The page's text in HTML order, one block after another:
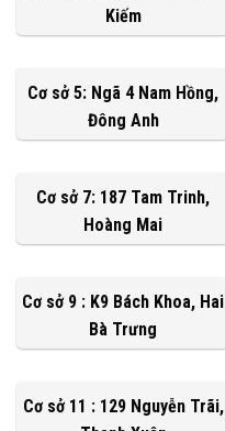
Kiếm
Cơ sở 5: Ngã 4 Nam Hồng,
Đông Anh
Cơ sở 7: 187 Tam Trinh,
Hoàng Mai
Cơ sở 9 : K9 Bách Khoa, Hai
Bà Trưng
Cơ sở 11 : 129 Nguyễn Trãi,